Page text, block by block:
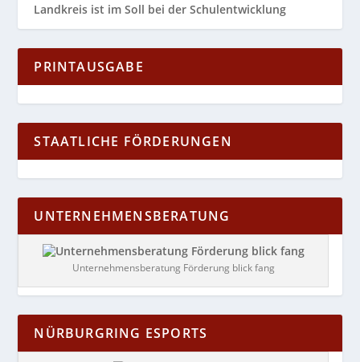
Landkreis ist im Soll bei der Schulentwicklung
PRINTAUSGABE
STAATLICHE FÖRDERUNGEN
UNTERNEHMENSBERATUNG
Unternehmensberatung Förderung blick fang
NÜRBURGRING ESPORTS